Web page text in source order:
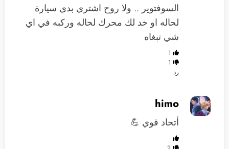
السوفتوير .. ولا روح اشتري بدي سيارة
لحاله او خد لك محرك لحاله وركبه في اي
شي تبغاه
1
1
رد
himo
أتحاد قوي 💪